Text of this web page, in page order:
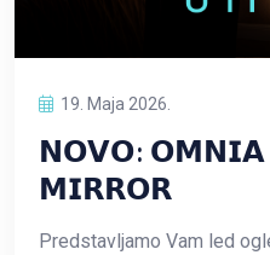
19. Maja 2026.
𝗡𝗢𝗩𝗢: 𝗢𝗠𝗡𝗜𝗔
𝗠𝗜𝗥𝗥𝗢𝗥
Predstavljamo Vam led